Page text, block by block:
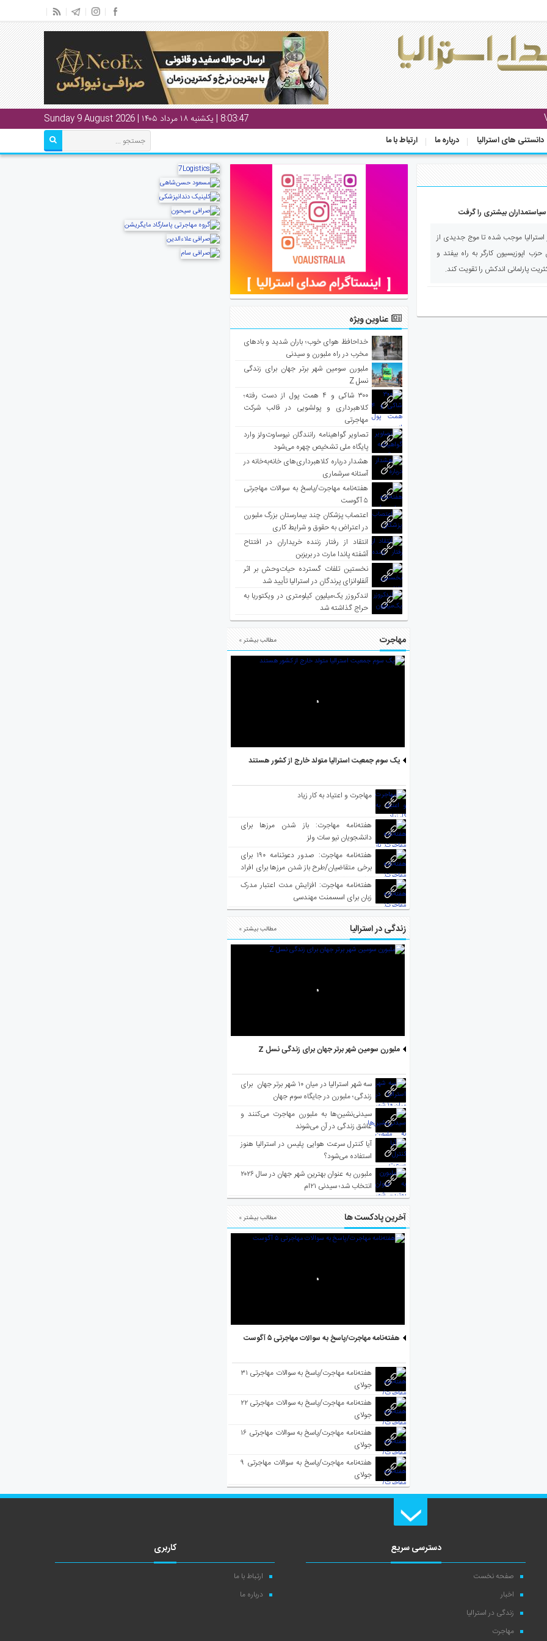
8:03:48 | یکشنبه ۱۸ مرداد ۱۴۰۵ | Sunday 9 August 2026
دانستنی های استرالیا درباره ما ارتباط با ما
سیاستمداران بیشتری را گرفت
استرالیا موجب شده تا موج جدیدی از
حزب اپوزیسیون کارگر به راه بیفتد و
پارلمانی اندکش را تقویت کند.
عناوین ویژه
خداحافظ هوای خوب؛ باران شدید و بادهای
مخرب در راه ملبورن و سیدنی
ملبورن سومین شهر برتر جهان برای زندگی
نسل Z
۳۰۰ شاکی و ۴ همت پول از دست رفته؛
کلاهبرداری و پولشویی در قالب شرکت
مهاجرتی
تصاویر گواهینامه رانندگان نیوساوت‌ولز وارد
پایگاه ملی تشخیص چهره می‌شود
هشدار درباره کلاهبرداری‌های خانه‌به‌خانه در
آستانه سرشماری
هفته‌نامه مهاجرت/پاسخ به سوالات مهاجرتی
۵ آگوست
اعتصاب پزشکان چند بیمارستان بزرگ ملبورن
در اعتراض به حقوق و شرایط کاری
انتقاد از رفتار زننده خریداران در افتتاح
آشفته پاندا مارت در بریزبن
نخستین تلفات گسترده حیات‌وحش بر اثر
آنفلوانزای پرندگان در استرالیا تأیید شد
لندکروزر یک‌میلیون کیلومتری در ویکتوریا به
حراج گذاشته شد
مهاجرت مطالب بیشتر »
یک سوم جمعیت استرالیا متولد خارج از کشور هستند
مهاجرت و اعتیاد به کار زیاد
هفته‌نامه مهاجرت: باز شدن مرزها برای
دانشجویان نیو سات ولز
هفته‌نامه مهاجرت: صدور دعوتنامه ۱۹۰ برای
برخی متقاضیان/طرح باز شدن مرزها برای افراد
واکسینه شده
هفته‌نامه مهاجرت: افزایش مدت اعتبار مدرک
زبان برای اسسمنت مهندسی
زندگی در استرالیا مطالب بیشتر »
ملبورن سومین شهر برتر جهان برای زندگی نسل Z
سه شهر استرالیا در میان ۱۰ شهر برتر جهان برای
زندگی؛ ملبورن در جایگاه سوم جهان
سیدنی‌نشین‌ها به ملبورن مهاجرت می‌کنند و
عاشق زندگی در آن می‌شوند
آیا کنترل سرعت هوایی پلیس در استرالیا هنوز
استفاده می‌شود؟
ملبورن به عنوان بهترین شهر جهان در سال ۲۰۲۶
انتخاب شد؛ سیدنی ۲۱‌ام
آخرین پادکست ها مطالب بیشتر »
هفته‌نامه مهاجرت/پاسخ به سوالات مهاجرتی ۵ آگوست
هفته‌نامه مهاجرت/پاسخ به سوالات مهاجرتی ۳۱
جولای
هفته‌نامه مهاجرت/پاسخ به سوالات مهاجرتی ۲۲
جولای
هفته‌نامه مهاجرت/پاسخ به سوالات مهاجرتی ۱۶
جولای
هفته‌نامه مهاجرت/پاسخ به سوالات مهاجرتی ۹
جولای
دسترسی سریع
صفحه نخست
اخبار
زندگی در استرالیا
مهاجرت
کاربری
ارتباط با ما
درباره ما